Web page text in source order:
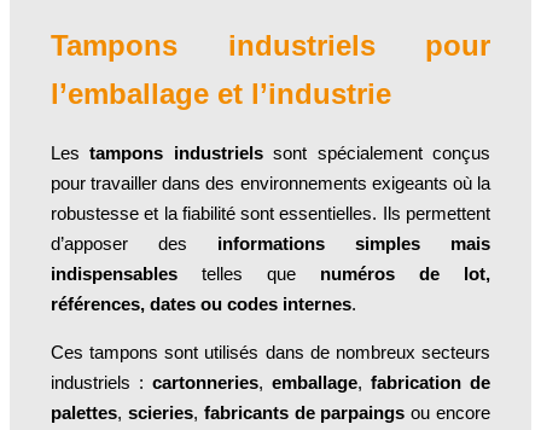
Tampons industriels pour
l’emballage et l’industrie
Lestampons industrielssont spécialement conçus
pour travailler dans des environnements exigeants où la
robustesse et la fiabilité sont essentielles. Ils permettent
d’apposer des informations simples mais
indispensables telles que numéros de lot,
références, dates ou codes internes.
Ces tampons sont utilisés dans de nombreux secteurs
industriels : cartonneries, emballage, fabrication de
palettes, scieries, fabricants de parpaings ou encore